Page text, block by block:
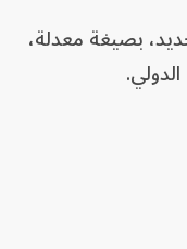
بصيغة معدلة،